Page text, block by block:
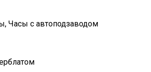
, Часы с автоподзаводом